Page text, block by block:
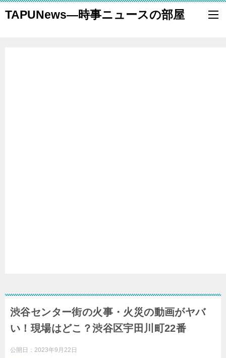
TAPUNews―時事ニュースの部屋
渋谷センター街の火事・火災の動画がヤバ
い！現場はどこ？渋谷区宇田川町22番
公開日： 2023年9月22日